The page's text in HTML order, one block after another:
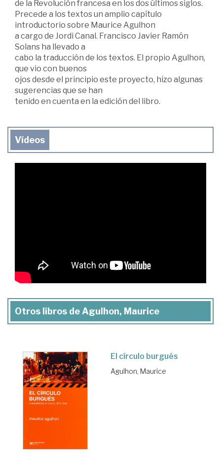
de la Revolución francesa en los dos últimos siglos.
Precede a los textos un amplio capítulo
introductorio sobre Maurice Agulhon
a cargo de Jordi Canal. Francisco Javier Ramón
Solans ha llevado a
cabo la traducción de los textos. El propio Agulhon,
que vio con buenos
ojos desde el principio este proyecto, hizo algunas
sugerencias que se han
tenido en cuenta en la edición del libro.
Vídeos
Otros libros de Agulhon, Maurice
El círculo burgués
Agulhon, Maurice